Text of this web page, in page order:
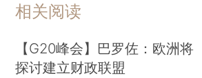
相关阅读
【G20峰会】巴罗佐：欧洲将
探讨建立财政联盟